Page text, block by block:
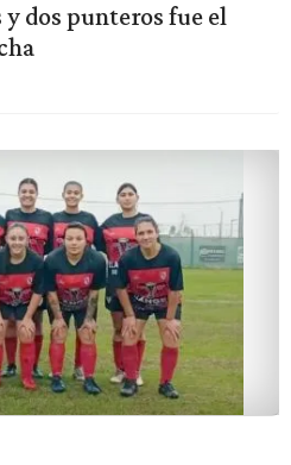
dos punteros fue el